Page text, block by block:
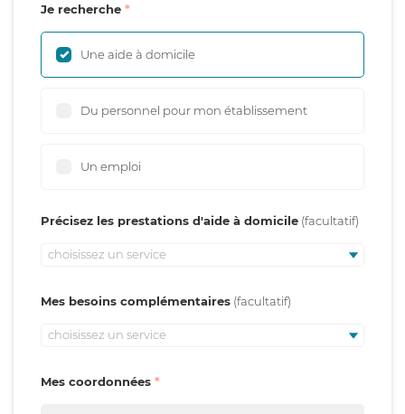
Je recherche
Une aide à domicile
Du personnel pour mon établissement
Un emploi
Précisez les prestations d'aide à domicile
choisissez un service
Mes besoins complémentaires
choisissez un service
Mes coordonnées